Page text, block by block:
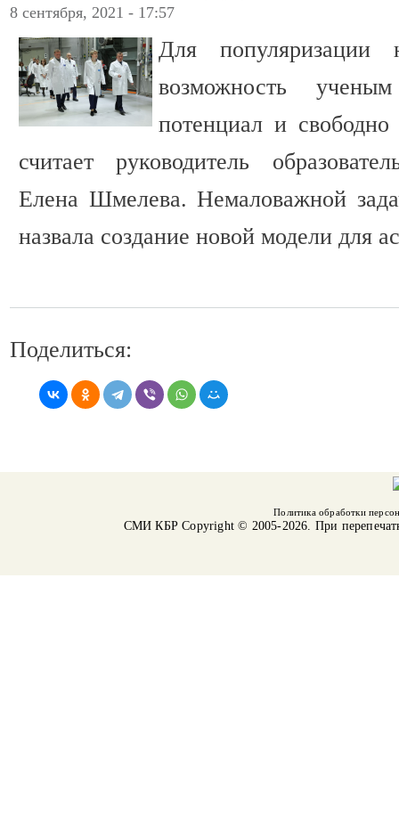
8 сентября, 2021 - 17:57
Для популяризации
возможность
потенциал и свободно
считает руководитель
Елена Шмелева. Немаловажной
назвала создание новой модели для
Поделиться:
Политика обработки
СМИ КБРCopyright © 2005-2026. При